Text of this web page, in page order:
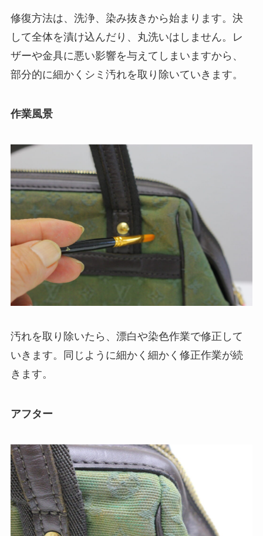
修復方法は、洗浄、染み抜きから始まります。決
して全体を漬け込んだり、丸洗いはしません。レ
ザーや金具に悪い影響を与えてしまいますから、
部分的に細かくシミ汚れを取り除いていきます。
作業風景
汚れを取り除いたら、漂白や染色作業で修正して
いきます。同じように細かく細かく修正作業が続
きます。
アフター